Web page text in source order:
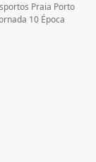
Praia Porto
10 Época